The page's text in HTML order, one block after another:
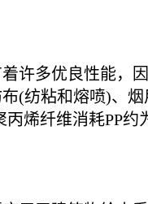
许多优良性能，
(纺粘和熔喷)、
烯纤维消耗PP约